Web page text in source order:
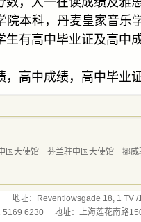
院本科，丹麦皇家音乐
生有高中毕业证及高中
，高中成绩，高中毕业
国大使馆 芬兰驻中国大使馆
挪威
址：Reventlowsgade 18, 1 TV /
5169 6230 地址：上海莲花南路